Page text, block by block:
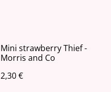
Mini strawberry Thief -
Morris and Co
2,30 €